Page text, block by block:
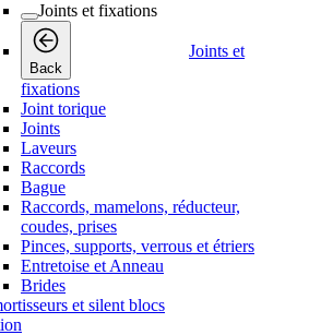
Joints et fixations
Back
Joints et
fixations
Joint torique
Joints
Laveurs
Raccords
Bague
Raccords, mamelons, réducteur,
coudes, prises
Pinces, supports, verrous et étriers
Entretoise et Anneau
Brides
et silent blocs